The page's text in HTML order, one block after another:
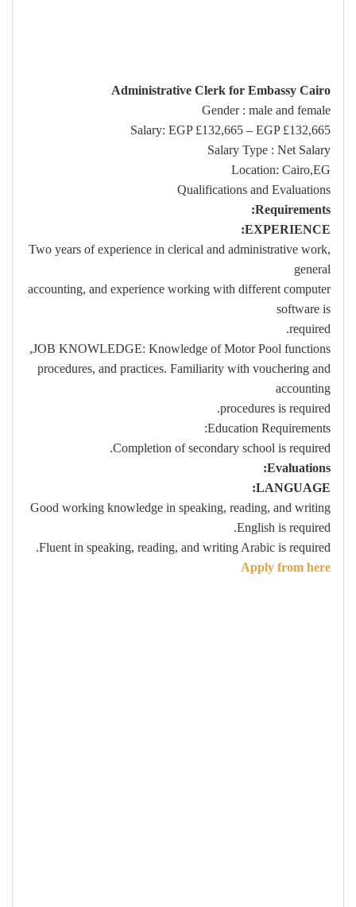
Administrative Clerk for Embassy Cairo
Gender : male and female
Salary: EGP £132,665 – EGP £132,665
Salary Type : Net Salary
Location: Cairo,EG
Qualifications and Evaluations
Requirements:
EXPERIENCE:
Two years of experience in clerical and administrative work,
general
accounting, and experience working with different computer
software is
required.
JOB KNOWLEDGE: Knowledge of Motor Pool functions,
procedures, and practices. Familiarity with vouchering and
accounting
procedures is required.
Education Requirements:
Completion of secondary school is required.
Evaluations:
LANGUAGE:
Good working knowledge in speaking, reading, and writing
English is required.
Fluent in speaking, reading, and writing Arabic is required.
Apply from here